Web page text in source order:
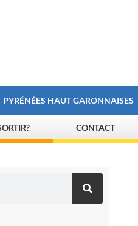
PYRÉNÉES HAUT GARONNAISES
CONTACT